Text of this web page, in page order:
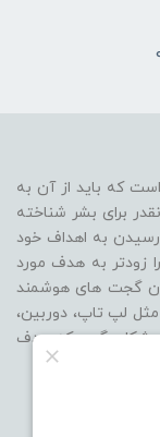
که باید از آن به
برای بشر شناخته
رسیدن به اهداف خود
زودتر به هدف مورد
گجت های هوشمند
مثل لپ تاپ، دوربین،
شکل بگیرد که هدف